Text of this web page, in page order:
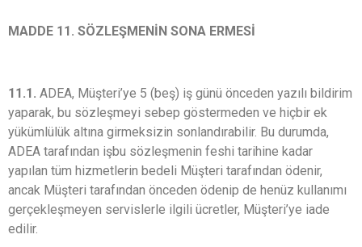
MADDE 11. SÖZLEŞMENİN SONA ERMESİ
11.1. ADEA, Müşteri’ye 5 (beş) iş günü önceden yazılı bildirim
yaparak, bu sözleşmeyi sebep göstermeden ve hiçbir ek
yükümlülük altına girmeksizin sonlandırabilir. Bu durumda,
ADEA tarafından işbu sözleşmenin feshi tarihine kadar
yapılan tüm hizmetlerin bedeli Müşteri tarafından ödenir,
ancak Müşteri tarafından önceden ödenip de henüz kullanımı
gerçekleşmeyen servislerle ilgili ücretler, Müşteri’ye iade
edilir.